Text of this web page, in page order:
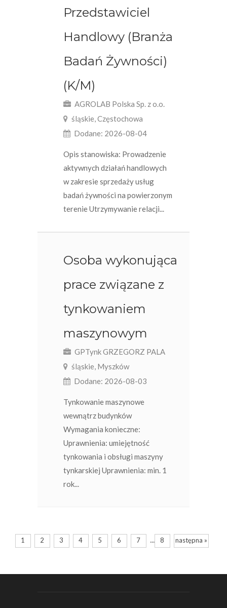
Przedstawiciel
Handlowy (Branża
Badań Żywności)
(K/M)
AGROLAB Polska Sp. z o.o.
śląskie, Częstochowa
Dodane: 2026-08-04
Opis stanowiska: Prowadzenie
aktywnych działań handlowych
w zakresie sprzedaży usług
badań żywności na powierzonym
terenie Utrzymywanie relacji...
Osoba wykonująca
prace związane z
tynkowaniem
maszynowym
GPTynk GRZEGORZ PALA
śląskie, Myszków
Dodane: 2026-08-03
Tynkowanie maszynowe
wewnątrz budynków
Wymagania konieczne:
Uprawnienia: umiejętność
tynkowania i obsługi maszyny
tynkarskiej Uprawnienia: min. 1
rok...
1 2 3 4 5 6 7 ... 8 następna »